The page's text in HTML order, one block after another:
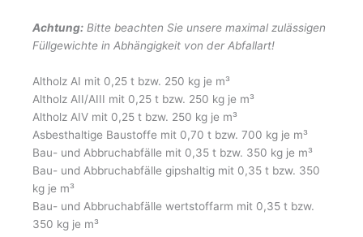
Achtung: Bitte beachten Sie unsere maximal zulässigen
Füllgewichte in Abhängigkeit von der Abfallart!
Altholz AI mit 0,25 t bzw. 250 kg je m³
Altholz AII/AIII mit 0,25 t bzw. 250 kg je m³
Altholz AIV mit 0,25 t bzw. 250 kg je m³
Asbesthaltige Baustoffe mit 0,70 t bzw. 700 kg je m³
Bau- und Abbruchabfälle mit 0,35 t bzw. 350 kg je m³
Bau- und Abbruchabfälle gipshaltig mit 0,35 t bzw. 350
kg je m³
Bau- und Abbruchabfälle wertstoffarm mit 0,35 t bzw.
350 kg je m³